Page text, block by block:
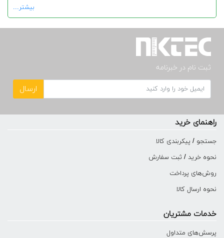
بیشتر...
ثبت نام در خبرنامه
ارسال
راهنمای خرید
جستجو / پیکربندی کالا
نحوه خرید / ثبت سفارش
روش‌های پرداخت
نحوه ارسال کالا
خدمات مشتریان
پرسش‌های متداول